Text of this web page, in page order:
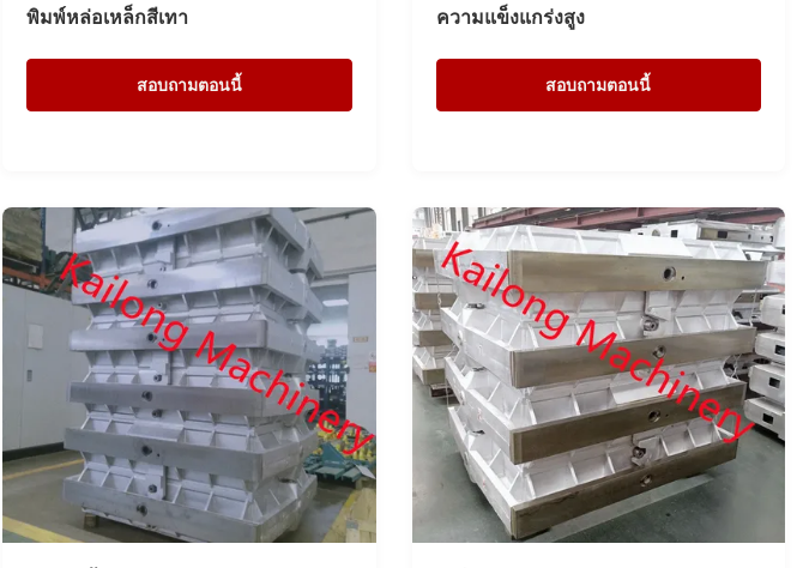
พิมพ์หล่อเหล็กสีเทา
สอบถามตอนนี้
ความแข็งแกร่งสูง
สอบถามตอนนี้